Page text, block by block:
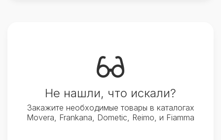
уведомления, если внутри становится
теплее заданного значения.
Для автотуристов и владельцев
автодомов EcoFlow Glacier Classic
Не нашли, что искали?
Закажите необходимые товары в каталогах
Movera, Frankana, Dometic, Reimo, и Fiamma